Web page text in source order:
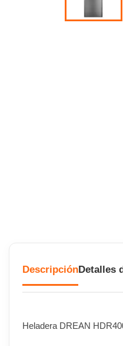
DescripciónDetalles
Heladera DREAN